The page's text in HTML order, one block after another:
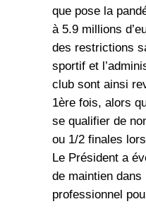
que pose la
à 5.9 millions
des restrictions
sportif et
club sont ainsi
1ère fois, alors
se qualifier de
ou 1/2 finales
Le Président a
de maintien dans
professionnel